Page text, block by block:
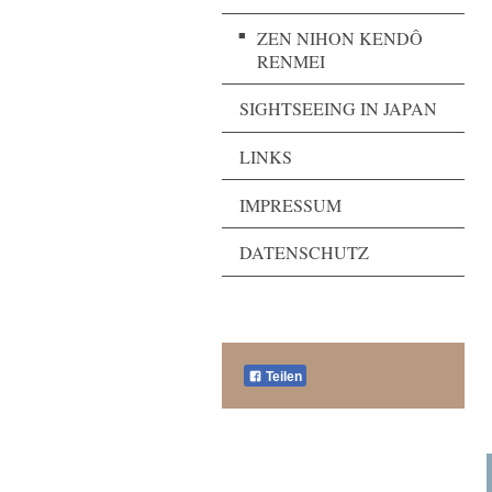
ZEN NIHON KENDÔ
RENMEI
SIGHTSEEING IN JAPAN
LINKS
IMPRESSUM
DATENSCHUTZ
Teilen